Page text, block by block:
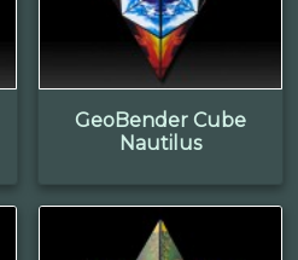
GeoBender Cube
Nautilus